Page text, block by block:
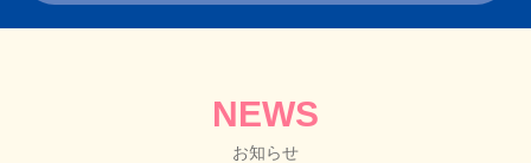
NEWS
お知らせ